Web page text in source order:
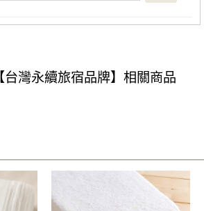
台灣永續旅宿品牌】相關商品